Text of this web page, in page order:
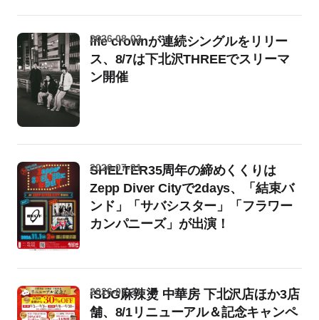
life crownが連続シングルをリリー
ス、8/7は下北沢THREEでスリーマ
ン開催
2026-08-02
SHELTER35周年の締めくくりは
Zepp Diver Cityで2days、「結束バ
ンド」「サバシスター」「フラワー
カンパニーズ」が出演！
2026-07-31
iSDG麻辣燙 中華房 下北沢店ほか3店
舗、8/1リニューアル＆記念キャンペ
2026-07-31